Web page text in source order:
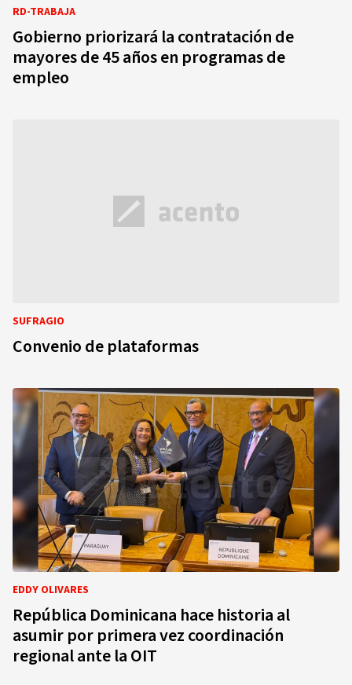
RD-TRABAJA
Gobierno priorizará la contratación de
mayores de 45 años en programas de
empleo
SUFRAGIO
Convenio de plataformas
EDDY OLIVARES
República Dominicana hace historia al
asumir por primera vez coordinación
regional ante la OIT